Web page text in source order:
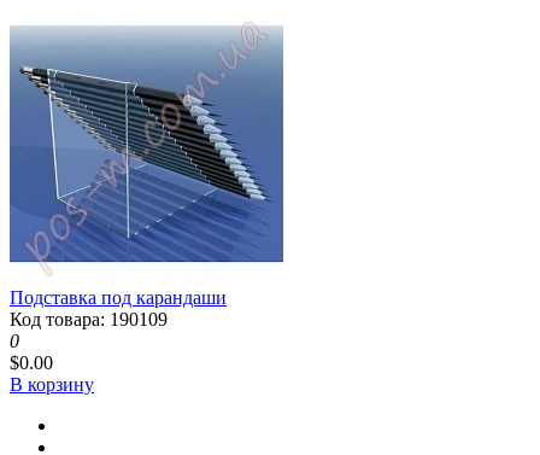
Подставка под карандаши
Код товара: 190109
0
$0.00
В корзину